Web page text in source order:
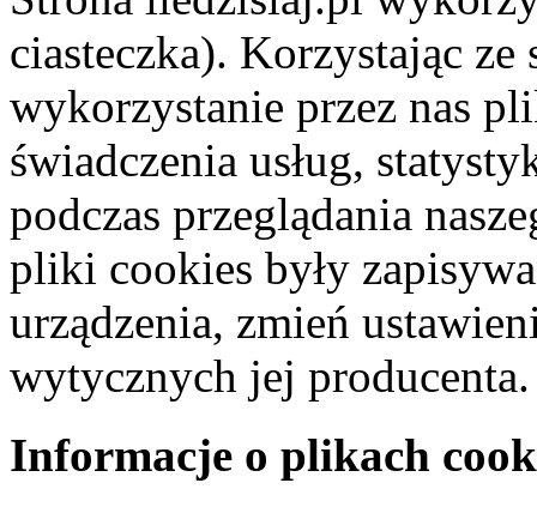
ciasteczka). Korzystając
wykorzystanie przez nas
świadczenia usług,
podczas przeglądania
pliki cookies były
urządzenia, zmień
wytycznych jej producenta.
Informacje o plikach